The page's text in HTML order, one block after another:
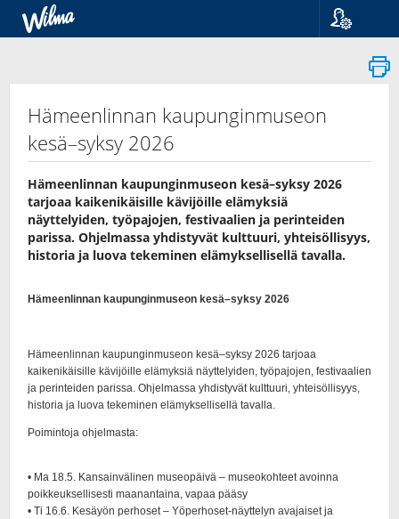
Suomi
Svenska
Hämeenlinnan kaupunginmuseon
kesä–syksy 2026
Hämeenlinnan kaupunginmuseon kesä–syksy 2026
tarjoaa kaikenikäisille kävijöille elämyksiä
näyttelyiden, työpajojen, festivaalien ja perinteiden
parissa. Ohjelmassa yhdistyvät kulttuuri, yhteisöllisyys,
historia ja luova tekeminen elämyksellisellä tavalla.